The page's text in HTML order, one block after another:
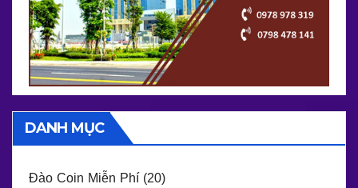
DANH MỤC
Đào Coin Miễn Phí (20)